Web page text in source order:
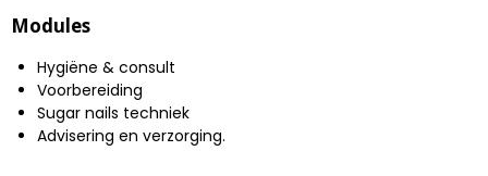
Modules
Hygiëne & consult
Voorbereiding
Sugar nails techniek
Advisering en verzorging.